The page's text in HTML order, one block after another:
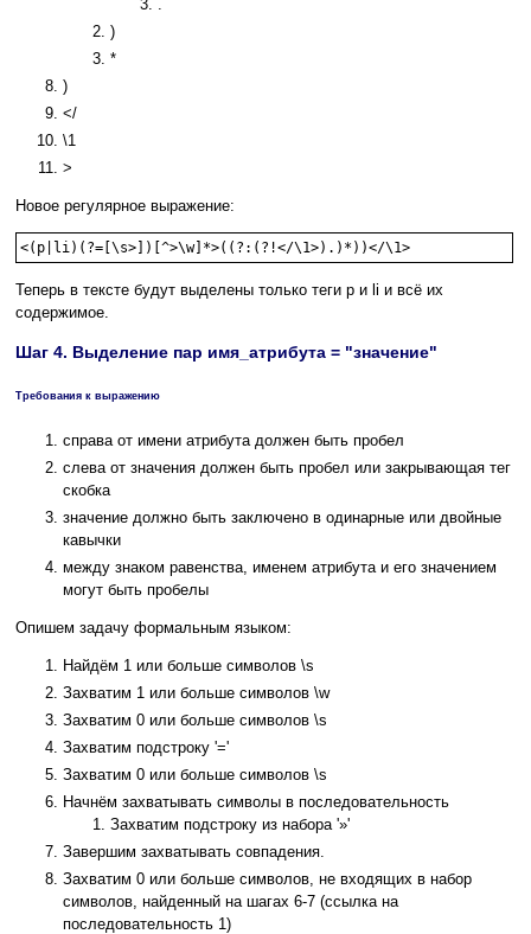
.
)
*
)
</
\1
>
Новое регулярное выражение:
<(p|li)(?=[\s>])[^>\w]*>((?:(?!</\1>).)*))</\1>
Теперь в тексте будут выделены только теги p и li и всё их
содержимое.
Шаг 4. Выделение пар имя_атрибута = "значение"
Требования к выражению
справа от имени атрибута должен быть пробел
слева от значения должен быть пробел или закрывающая тег
скобка
значение должно быть заключено в одинарные или двойные
кавычки
между знаком равенства, именем атрибута и его значением
могут быть пробелы
Опишем задачу формальным языком:
Найдём 1 или больше символов \s
Захватим 1 или больше символов \w
Захватим 0 или больше символов \s
Захватим подстроку '='
Захватим 0 или больше символов \s
Начнём захватывать символы в последовательность
Захватим подстроку из набора '»'
Завершим захватывать совпадения.
Захватим 0 или больше символов, не входящих в набор
символов, найденный на шагах 6-7 (ссылка на
последовательность 1)